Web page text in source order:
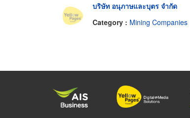
บริษัท อนุภาษและบุตร จำกัด
Category : Mining Companies